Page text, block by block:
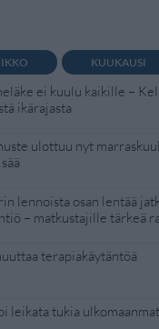
KUUKAUSI
ei kuulu kaikille –
ikärajasta
ulottuu nyt
lennoista osan lentää
– matkustajille tärkeä
terapiakäytäntöä
leikata tukia